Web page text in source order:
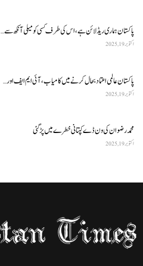
پاکستان ہماری ریڈ لائن ہے، اس کی طرف کسی کو میلی آنکھ سے…
اکتوبر 19, 2025
پاکستان عالمی اعتماد بحال کرنے میں کامیاب، آئی ایم ایف اور…
اکتوبر 19, 2025
محمد رضوان کی ون ڈے کپتانی خطرے میں پڑ گئی
اکتوبر 19, 2025